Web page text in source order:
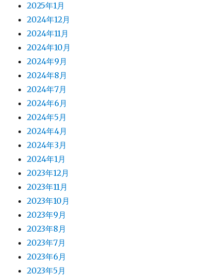
2025年1月
2024年12月
2024年11月
2024年10月
2024年9月
2024年8月
2024年7月
2024年6月
2024年5月
2024年4月
2024年3月
2024年1月
2023年12月
2023年11月
2023年10月
2023年9月
2023年8月
2023年7月
2023年6月
2023年5月